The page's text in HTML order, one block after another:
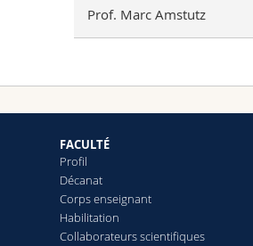
Prof. Marc Amstutz
FACULTÉ
Profil
Décanat
Corps enseignant
Habilitation
Collaborateurs scientifiques